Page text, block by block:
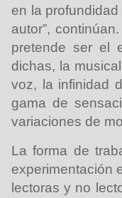
en la
autor”,
pretende ser el
dichas, la
voz, la infinidad
gama de
variaciones de
La forma de
experimentación
lectoras y no